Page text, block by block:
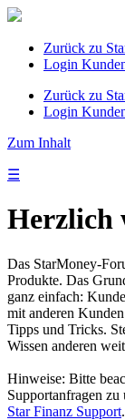
Zurück zu
Login
Zurück zu
Login
Zum Inhalt
☰
Herzlich
Das StarMoney-
Produkte. Das
ganz einfach:
mit anderen
Tipps und Tricks.
Wissen anderen
Hinweise: Bitte
Supportanfragen zu
Star Finanz Support.